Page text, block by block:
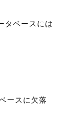
タベースには
ースに欠落